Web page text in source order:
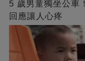
5 歲男童獨坐公車
回應讓人心疼